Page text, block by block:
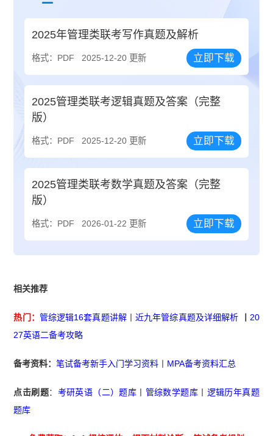
2025年管理类联考写作真题及解析
格式：PDF 2025-12-20 更新 立即下载
2025管理类联考逻辑真题及答案（完整
版）
格式：PDF 2025-12-20 更新 立即下载
2025管理类联考数学真题及答案（完整
版）
格式：PDF 2026-01-22 更新 立即下载
相关推荐
热门： 管综逻辑16套真题讲解丨近九年管综真题及详细解析
20
27英语二备考攻略
备考资料：笔试备考新手入门学习资料 MPA备考资料汇总
点击刷题： 考研英语（二）题库 管综数学题库
逻辑历年真题
题库